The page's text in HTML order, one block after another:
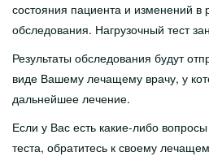
Haiglast
Kontakt
состояния пациента и изменений в
обследования. Нагрузочный тест
Результаты обследования будут
виде Вашему лечащему врачу, у
дальнейшее лечение.
Если у Вас есть какие-либо
теста, обратитесь к своему